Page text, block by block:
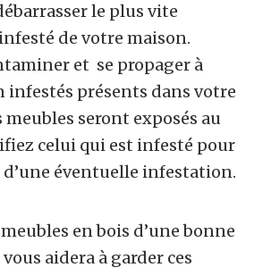
le plus vite
de votre maison.
et se propager à
infestés présents dans votre
meubles seront exposés au
celui qui est infesté pour
d’une éventuelle infestation.
en bois d’une bonne
aidera à garder ces